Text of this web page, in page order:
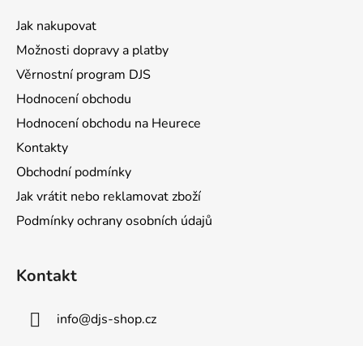
Jak nakupovat
Možnosti dopravy a platby
Věrnostní program DJS
Hodnocení obchodu
Hodnocení obchodu na Heurece
Kontakty
Obchodní podmínky
Jak vrátit nebo reklamovat zboží
Podmínky ochrany osobních údajů
Kontakt
info@djs-shop.cz